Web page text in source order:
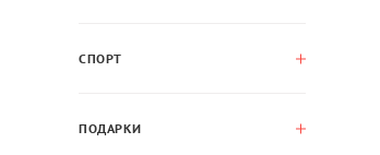
СПОРТ
ПОДАРКИ